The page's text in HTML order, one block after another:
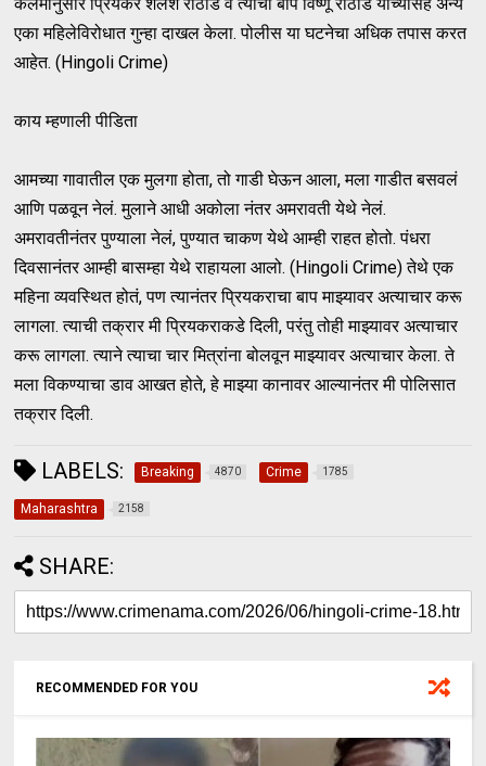
एका महिलेविरोधात गुन्हा दाखल केला. पोलीस या घटनेचा अधिक तपास करत
आहेत. (Hingoli Crime)
काय म्हणाली पीडिता
आमच्या गावातील एक मुलगा होता, तो गाडी घेऊन आला, मला गाडीत बसवलं
आणि पळवून नेलं. मुलाने आधी अकोला नंतर अमरावती येथे नेलं.
अमरावतीनंतर पुण्याला नेलं, पुण्यात चाकण येथे आम्ही राहत होतो. पंधरा
दिवसानंतर आम्ही बासम्हा येथे राहायला आलो. (Hingoli Crime) तेथे एक
महिना व्यवस्थित होतं, पण त्यानंतर प्रियकराचा बाप माझ्यावर अत्याचार करू
लागला. त्याची तक्रार मी प्रियकराकडे दिली, परंतु तोही माझ्यावर अत्याचार
करू लागला. त्याने त्याचा चार मित्रांना बोलवून माझ्यावर अत्याचार केला. ते
मला विकण्याचा डाव आखत होते, हे माझ्या कानावर आल्यानंतर मी पोलिसात
तक्रार दिली.
LABELS: Breaking 4870 Crime 1785
Maharashtra 2158
SHARE:
RECOMMENDED FOR YOU